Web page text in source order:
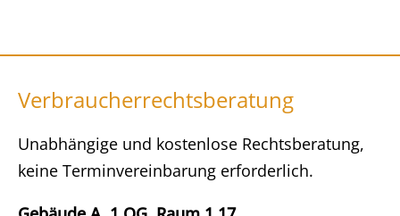
Verbraucherrechtsberatung
Unabhängige und kostenlose Rechtsberatung,
keine Terminvereinbarung erforderlich.